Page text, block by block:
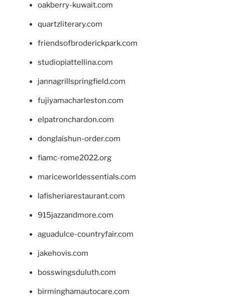
oakberry-kuwait.com
quartzliterary.com
friendsofbroderickpark.com
studiopiattellina.com
jannagrillspringfield.com
fujiyamacharleston.com
elpatronchardon.com
donglaishun-order.com
fiamc-rome2022.org
mariceworldessentials.com
lafisheriarestaurant.com
915jazzandmore.com
aguadulce-countryfair.com
jakehovis.com
bosswingsduluth.com
birminghamautocare.com